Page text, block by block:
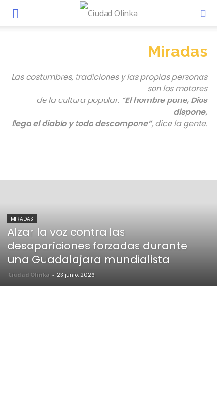
Miradas
Las costumbres, tradiciones y las propias personas
son los motores
de la cultura popular. “El hombre pone, Dios
dispone,
llega el diablo y todo descompone”, dice la gente.
MIRADAS
Alzar la voz contra las
desapariciones forzadas durante
una Guadalajara mundialista
Ciudad Olinka - 23 junio, 2026